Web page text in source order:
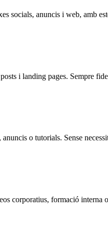
socials, anuncis i web, amb
i landing pages. Sempre
o tutorials. Sense
corporatius, formació interna